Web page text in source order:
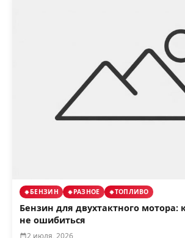
БЕНЗИН РАЗНОЕ ТОПЛИВО
Бензин для двухтактного мотора:
не ошибиться